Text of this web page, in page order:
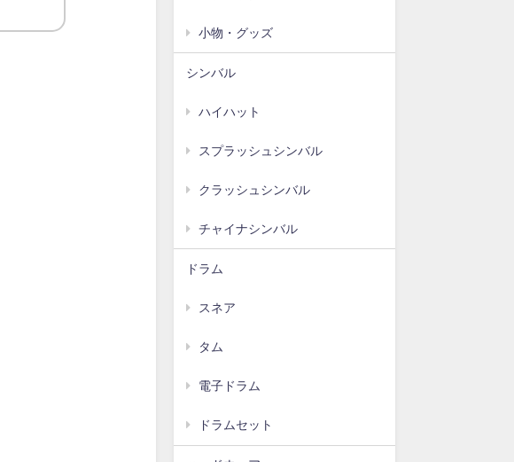
小物・グッズ
シンバル
ハイハット
スプラッシュシンバル
クラッシュシンバル
チャイナシンバル
ドラム
スネア
タム
電子ドラム
ドラムセット